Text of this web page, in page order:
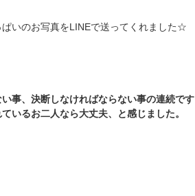
いのお写真をLINEで送ってくれました☆
事、決断しなければならない事の連続です
いるお二人なら大丈夫、と感じました。